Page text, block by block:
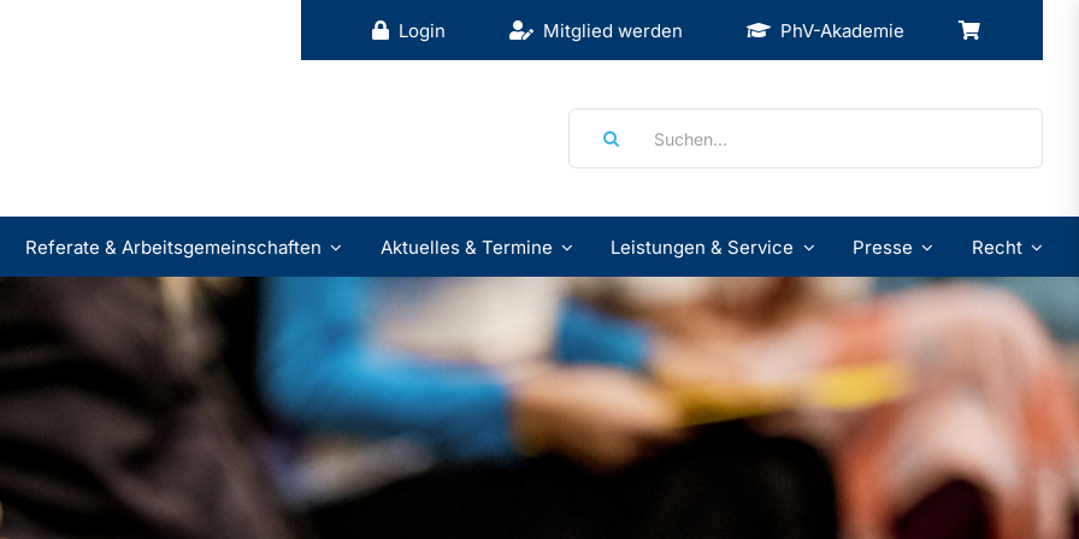
Login Mitglied werden PhV-Akademie
Referate & Arbeitsgemeinschaften Aktuelles & Termine Leistungen & Service Presse Recht